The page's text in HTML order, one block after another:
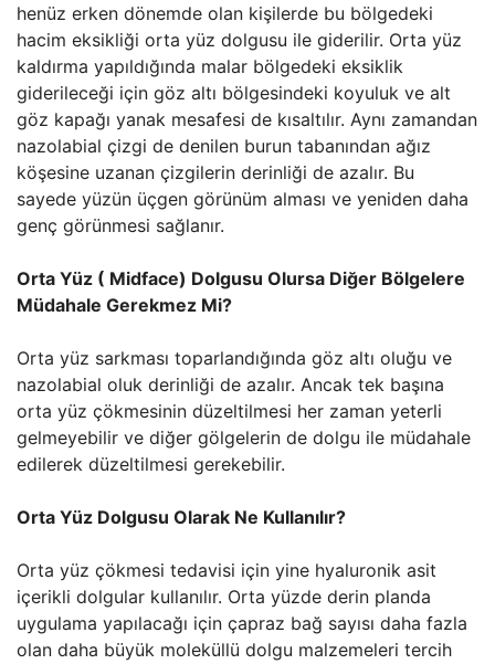
henüz erken dönemde olan kişilerde bu bölgedeki
hacim eksikliği orta yüz dolgusu ile giderilir. Orta yüz
kaldırma yapıldığında malar bölgedeki eksiklik
giderileceği için göz altı bölgesindeki koyuluk ve alt
göz kapağı yanak mesafesi de kısaltılır. Aynı zamandan
nazolabial çizgi de denilen burun tabanından ağız
köşesine uzanan çizgilerin derinliği de azalır. Bu
sayede yüzün üçgen görünüm alması ve yeniden daha
genç görünmesi sağlanır.
Orta Yüz ( Midface) Dolgusu Olursa Diğer Bölgelere
Müdahale Gerekmez Mi?
Orta yüz sarkması toparlandığında göz altı oluğu ve
nazolabial oluk derinliği de azalır. Ancak tek başına
orta yüz çökmesinin düzeltilmesi her zaman yeterli
gelmeyebilir ve diğer gölgelerin de dolgu ile müdahale
edilerek düzeltilmesi gerekebilir.
Orta Yüz Dolgusu Olarak Ne Kullanılır?
Orta yüz çökmesi tedavisi için yine hyaluronik asit
içerikli dolgular kullanılır. Orta yüzde derin planda
uygulama yapılacağı için çapraz bağ sayısı daha fazla
olan daha büyük moleküllü dolgu malzemeleri tercih